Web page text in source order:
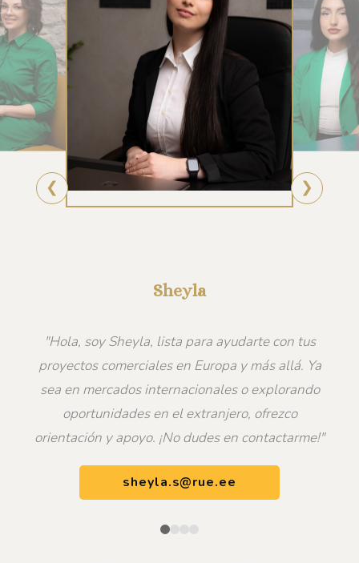
❮ ❯
Sheyla
"Hola, soy Sheyla, lista para ayudarte con tus
proyectos comerciales en Europa y más allá. Ya
sea en mercados internacionales o explorando
oportunidades en el extranjero, ofrezco
orientación y apoyo. ¡No dudes en contactarme!"
sheyla.s@rue.ee